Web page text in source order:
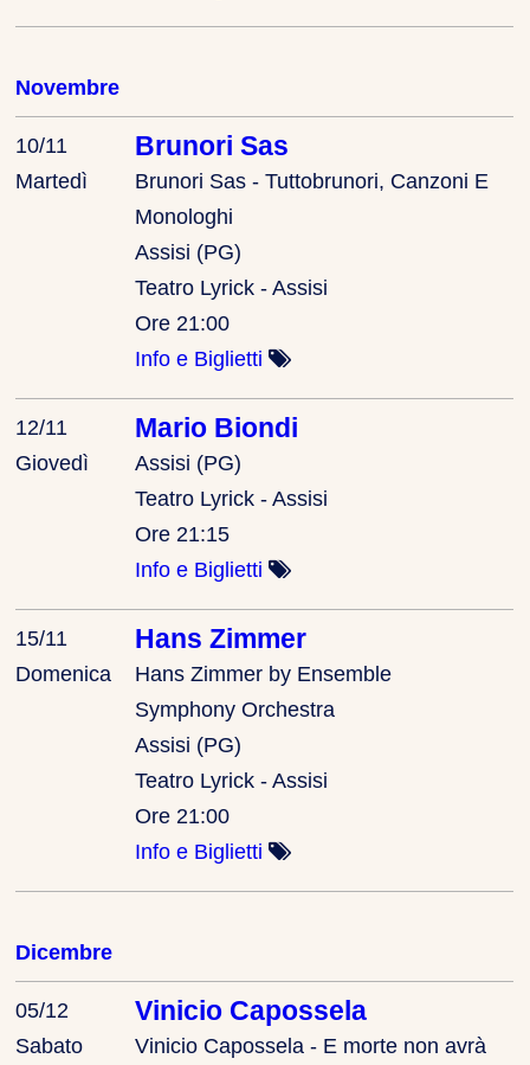
Novembre
10/11
Martedì
Brunori Sas
Brunori Sas - Tuttobrunori, Canzoni E
Monologhi
Assisi (PG)
Teatro Lyrick - Assisi
Ore 21:00
Info e Biglietti
12/11
Giovedì
Mario Biondi
Assisi (PG)
Teatro Lyrick - Assisi
Ore 21:15
Info e Biglietti
15/11
Domenica
Hans Zimmer
Hans Zimmer by Ensemble
Symphony Orchestra
Assisi (PG)
Teatro Lyrick - Assisi
Ore 21:00
Info e Biglietti
Dicembre
05/12
Sabato
Vinicio Capossela
Vinicio Capossela - E morte non avrà